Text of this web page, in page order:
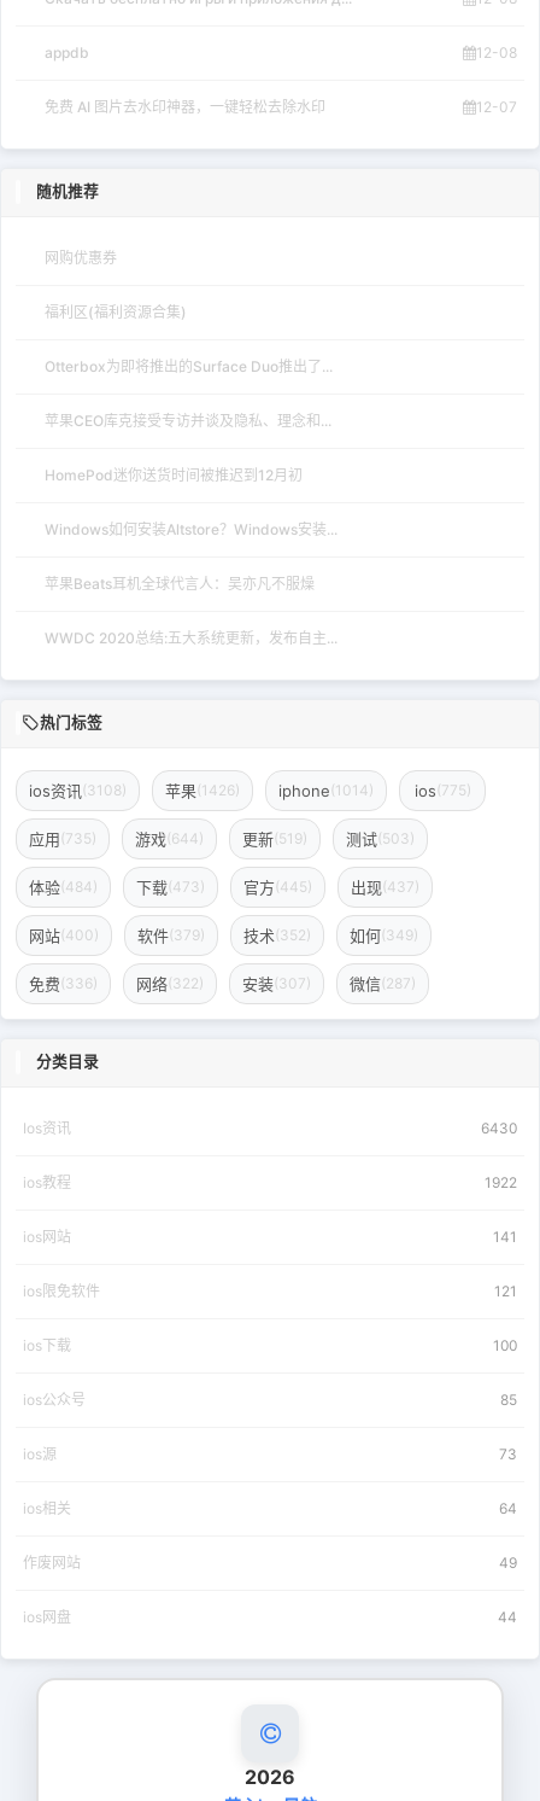
appdb 12-08
免费 AI 图片去水印神器，一键轻松去除水印 12-07
随机推荐
网购优惠券
福利区(福利资源合集)
Otterbox为即将推出的Surface Duo推出了...
苹果CEO库克接受专访并谈及隐私、理念和...
HomePod迷你送货时间被推迟到12月初
Windows如何安装Altstore？Windows安装...
苹果Beats耳机全球代言人：吴亦凡不服燥
WWDC 2020总结:五大系统更新，发布自主...
热门标签
ios资讯 (3108) 苹果(1426) iphone(1014) ios(775)
应用(735) 游戏(644) 更新(519) 测试(503)
体验(484) 下载(473) 官方(445) 出现(437)
网站(400) 软件(379) 技术(352) 如何(349)
免费(336) 网络(322) 安装(307) 微信(287)
分类目录
Ios资讯 6430
ios教程 1922
ios网站 141
ios限免软件 121
ios下载 100
ios公众号 85
ios源 73
ios相关 64
作废网站 49
ios网盘 44
2026